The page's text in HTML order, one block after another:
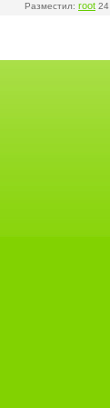
Разместил: root